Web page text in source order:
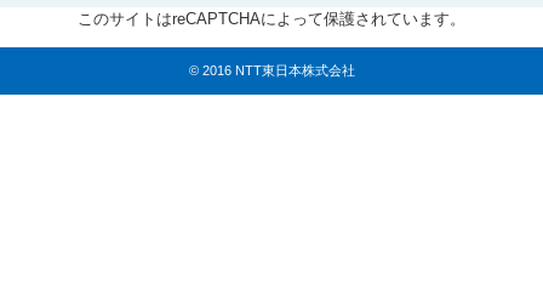
このサイトはreCAPTCHAによって保護されています。
© 2016 NTT東日本株式会社